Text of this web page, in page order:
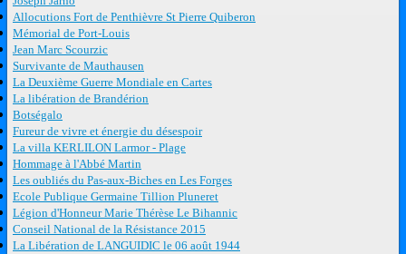
Allocutions Fort de Penthièvre St Pierre Quiberon
Mémorial de Port-Louis
Jean Marc Scourzic
Survivante de Mauthausen
La Deuxième Guerre Mondiale en Cartes
La libération de Brandérion
Botségalo
Fureur de vivre et énergie du désespoir
La villa KERLILON Larmor - Plage
Hommage à l'Abbé Martin
Les oubliés du Pas-aux-Biches en Les Forges
Ecole Publique Germaine Tillion Pluneret
Légion d'Honneur Marie Thérèse Le Bihannic
Conseil National de la Résistance 2015
La Libération de LANGUIDIC le 06 août 1944